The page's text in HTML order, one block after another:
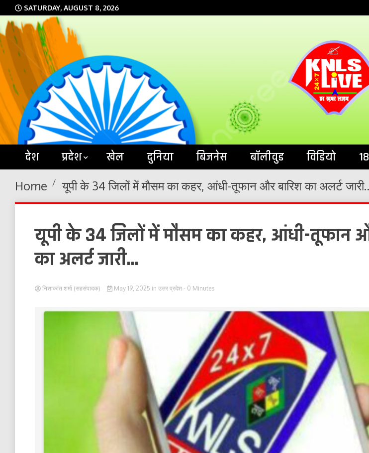
Skip
to
content
SATURDAY, AUGUST 8, 2026
देश प्रदेश खेल दुनिया बिजनेस बॉलीवुड विडियो
Home यूपी के 34 जिलों में मौसम का कहर, आंधी-तूफान और बारिश का अलर्ट
यूपी के 34 जिलों में मौसम का कहर, आंधी-तूफान
का अलर्ट जारी…
निशाकांत शर्मा (सहसंपादक) May 19, 2025 in उत्तर प्रदेश - 0 Minutes